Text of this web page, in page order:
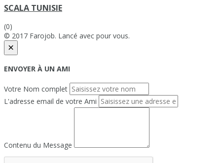
SCALA TUNISIE
(0)
© 2017 Farojob. Lancé avec pour vous.
×
ENVOYER À UN AMI
Votre Nom complet
L'adresse email de votre Ami
Contenu du Message